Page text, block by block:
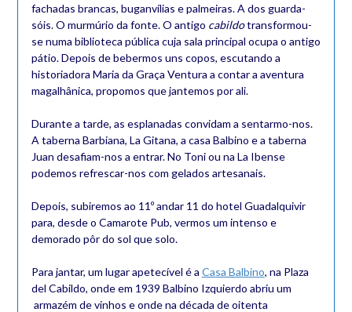
fachadas brancas, buganvílias e palmeiras. A dos guarda-
sóis. O murmúrio da fonte. O antigo cabildotransformou-
se numa biblioteca pública cuja sala principal ocupa o antigo
pátio. Depois de bebermos uns copos, escutando a
historiadora Maria da Graça Ventura a contar a aventura
magalhânica, propomos que jantemos por ali.
Durante a tarde, as esplanadas convidam a sentarmo-nos.
A taberna Barbiana, La Gitana, a casa Balbino e a taberna
Juan desafiam-nos a entrar. No Toni ou na La Ibense
podemos refrescar-nos com gelados artesanais.
Depois, subiremos ao 11º andar 11 do hotel Guadalquivir
para, desde o Camarote Pub, vermos um intenso e
demorado pôr do sol que solo.
Para jantar, um lugar apetecível é a Casa Balbino, na Plaza
del Cabildo, onde em 1939 Balbino Izquierdo abriu um
armazém de vinhos e onde na década de oitenta